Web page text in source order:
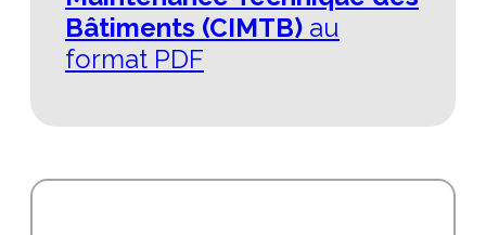
Bâtiments (CIMTB) au
format PDF